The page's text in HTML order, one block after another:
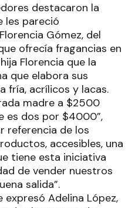
destacaron la
les pareció
Gómez, del
ofrecía fragancias en
Florencia que la
que elabora sus
fría, acrílicos y lacas.
madre a $2500
es dos por $4000”,
referencia de los
accesibles, una
tiene esta iniciativa
de vender nuestros
salida”.
expresó Adelina López,